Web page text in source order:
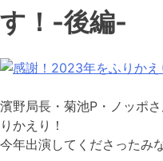
す！-後編-
濱野局長・菊池P・ノッポ
りかえり！
今年出演してくださったみ